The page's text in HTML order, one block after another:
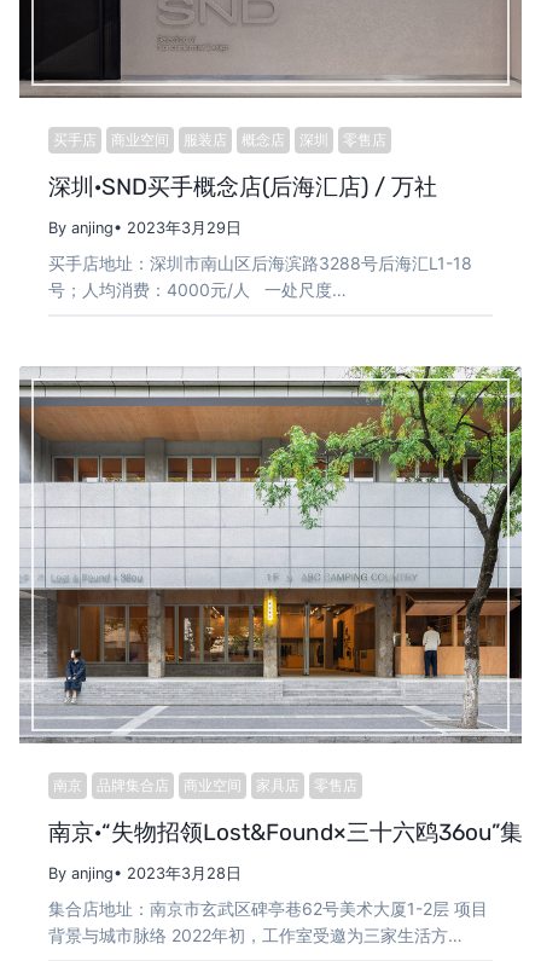
买手店 商业空间 服装店 概念店 深圳 零售店
深圳·SND买手概念店(后海汇店) / 万社
By anjing• 2023年3月29日
买手店地址：深圳市南山区后海滨路3288号后海汇L1-18
号；人均消费：4000元/人 一处尺度…
南京 品牌集合店 商业空间 家具店 零售店
南京·“失物招领Lost&Found×三十六鸥36ou”集
By anjing• 2023年3月28日
集合店地址：南京市玄武区碑亭巷62号美术大厦1-2层 项目
背景与城市脉络 2022年初，工作室受邀为三家生活方…